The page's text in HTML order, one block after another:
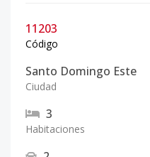
11203
Código
Santo Domingo Este
Ciudad
3
Habitaciones